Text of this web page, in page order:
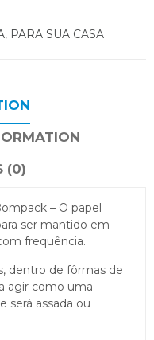
, PARA SUA CASA
(0)
– O papel
ser mantido em
frequência.
dentro de fôrmas de
agir como uma
será assada ou